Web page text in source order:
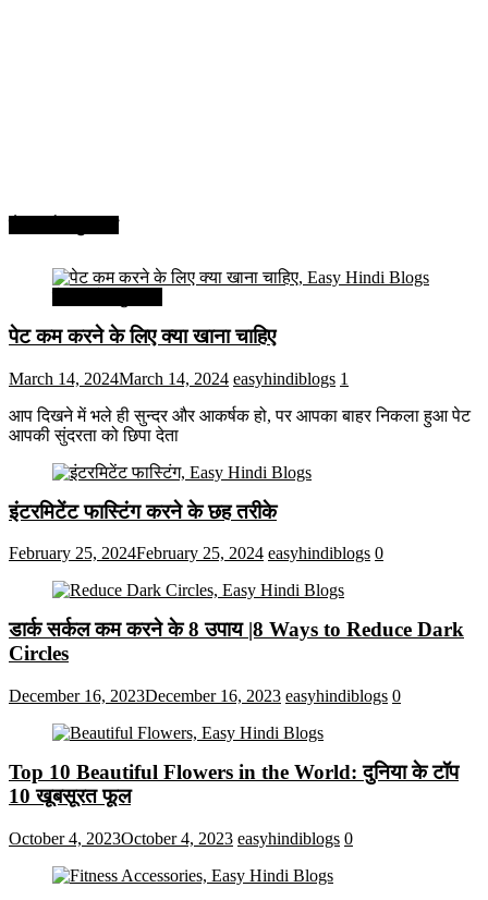
पेट कम करने के लिए क्या खाना चाहिए
March 14, 2024March 14, 2024 easyhindiblogs 1
आप दिखने में भले ही सुन्दर और आकर्षक हो, पर आपका बाहर निकला हुआ पेट
आपकी सुंदरता को छिपा देता
इंटरमिटेंट फास्टिंग करने के छह तरीके
February 25, 2024February 25, 2024 easyhindiblogs 0
डार्क सर्कल कम करने के 8 उपाय |8 Ways to Reduce Dark
Circles
December 16, 2023December 16, 2023 easyhindiblogs 0
Top 10 Beautiful Flowers in the World: दुनिया के टॉप
10 खूबसूरत फूल
October 4, 2023October 4, 2023 easyhindiblogs 0